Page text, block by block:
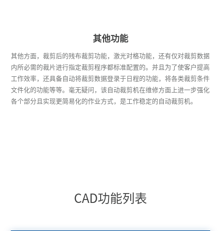
其他功能
其他方面，裁剪后的残布裁剪功能，激光对格功能，还有仅对裁剪数据
内所必需的裁片进行指定裁剪程序都标准配置的。并且为了使客户提高
工作效率，还具备自动将裁剪数据登录于日程的功能，将各类裁剪条件
文件化的功能等等。毫无疑问，该自动裁剪机在维修方面上进一步强化
各个部分且实现更简易化的作业方式，是工作稳定的自动裁剪机。
CAD功能列表